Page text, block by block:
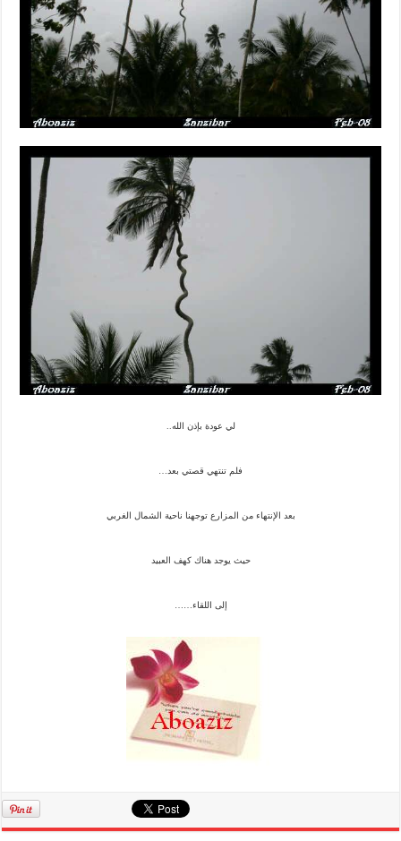
لي عودة بإذن الله..
فلم تنتهي قصتي بعد…
بعد الإنتهاء من المزارع توجهنا ناحية الشمال الغربي
حيث يوجد هناك كهف العبيد
إلى اللقاء……